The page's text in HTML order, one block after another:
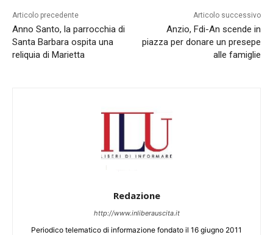
Articolo precedente
Anno Santo, la parrocchia di
Santa Barbara ospita una
reliquia di Marietta
Articolo successivo
Anzio, Fdi-An scende in
piazza per donare un presepe
alle famiglie
Redazione
http://www.inliberauscita.it
Periodico telematico di informazione fondato il 16 giugno 2011